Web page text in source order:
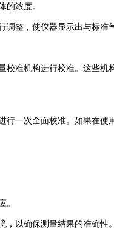
浓度。
整，使仪器显示出与标准气
准机构进行校准。这些机
次全面校准。如果在使
以确保测量结果的准确性。